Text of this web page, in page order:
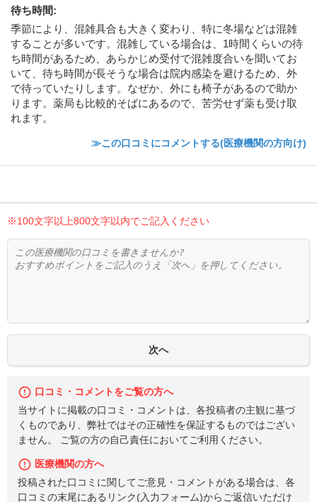
待ち時間:
季節により、混雑具合も大きく変わり、特に冬場などは混雑
することが多いです。混雑している場合は、1時間くらいの待
ち時間があるため、あらかじめ受付で混雑度合いを聞いてお
いて、待ち時間が長そうな場合は院内感染を避けるため、外
で待っていたりします。なぜか、外にも椅子があるので助か
ります。薬局も比較的そばにあるので、苦労せず薬も受け取
れます。
≫この口コミにコメントする(医療機関の方向け)
※100文字以上800文字以内でご記入ください
口コミ・コメントをご覧の方へ
当サイトに掲載の口コミ・コメントは、各投稿者の主観に基づ
くものであり、弊社ではその正確性を保証するものではござい
ません。 ご覧の方の自己責任においてご利用ください。
医療機関の方へ
投稿された口コミに関してご意見・コメントがある場合は、各
口コミの末尾にあるリンク(入力フォーム)からご返信いただけ